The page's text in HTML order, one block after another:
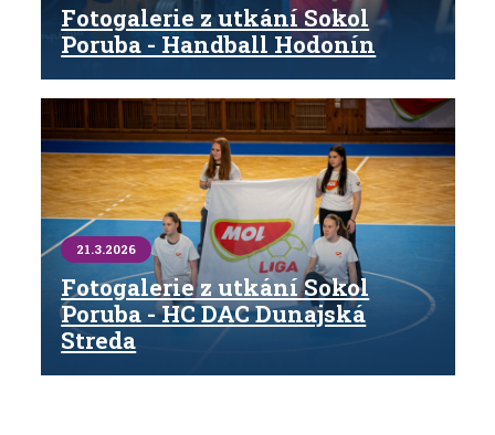
Fotogalerie z utkání Sokol
Poruba - Handball Hodonín
21.3.2026
Fotogalerie z utkání Sokol
Poruba - HC DAC Dunajská
Streda